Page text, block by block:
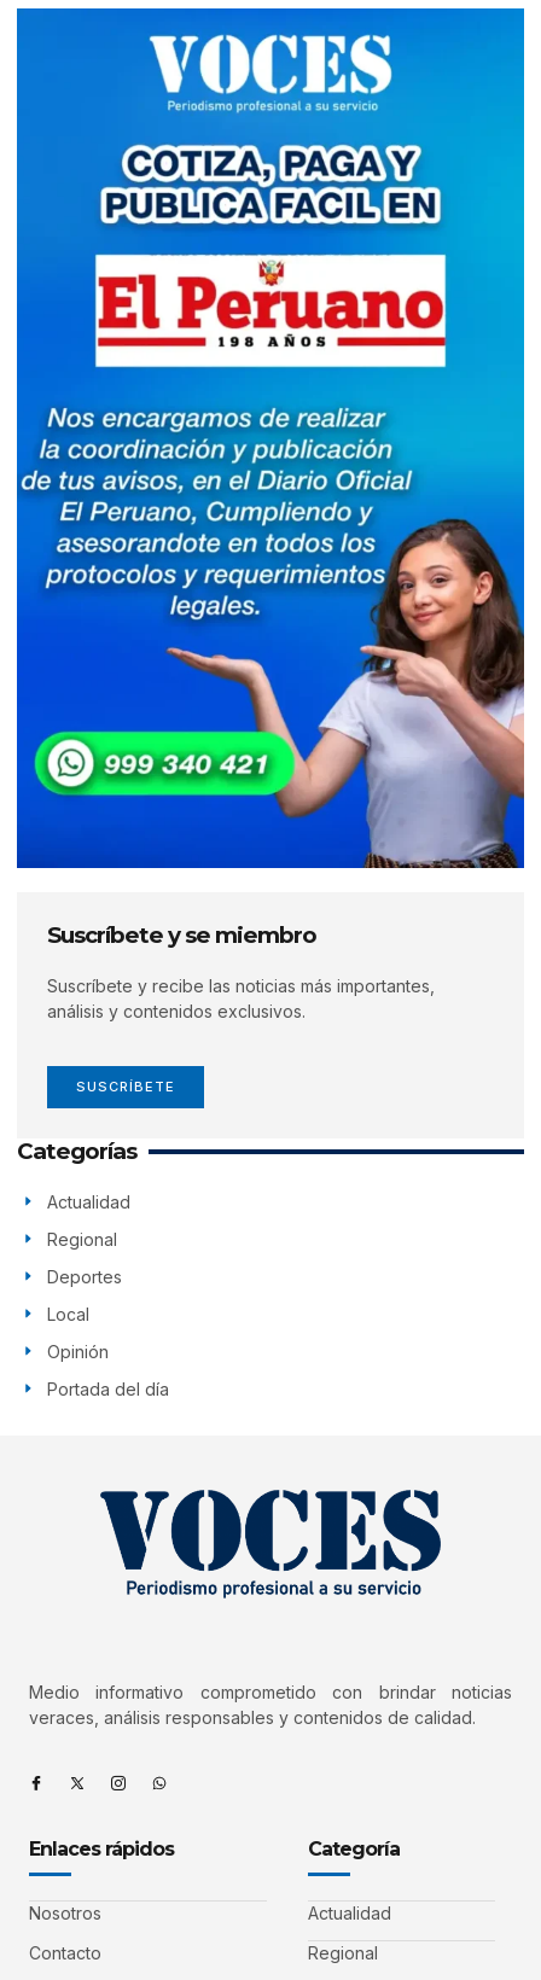
Suscríbete y se miembro
Suscríbete y recibe las noticias más importantes,
análisis y contenidos exclusivos.
SUSCRÍBETE
Categorías
Actualidad
Regional
Deportes
Local
Opinión
Portada del día
Medio informativo comprometido con brindar noticias
veraces, análisis responsables y contenidos de calidad.
Enlaces rápidos
Nosotros
Contacto
Categoría
Actualidad
Regional